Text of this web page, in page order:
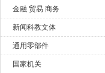
金融 贸易 商务
新闻科教文体
通用零部件
国家机关